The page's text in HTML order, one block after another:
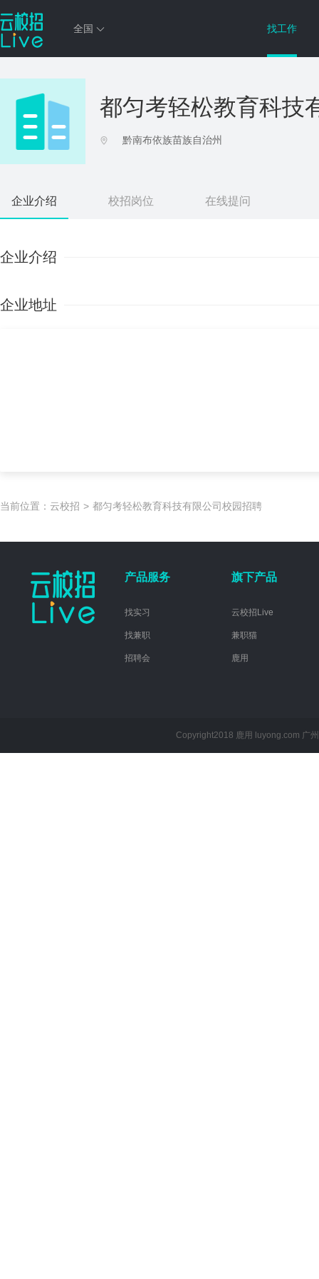
全国 找工作
都匀考轻松教育科技
黔南布依族苗族自治州
企业介绍 校招岗位 在线提问
企业介绍
企业地址
当前位置： 云校招 > 都匀考轻松教育科技有限公司校园招聘
产品服务
找实习
找兼职
招聘会
旗下产品
云校招Live
兼职猫
鹿用
Copyright2018 鹿用 luyong.com 广